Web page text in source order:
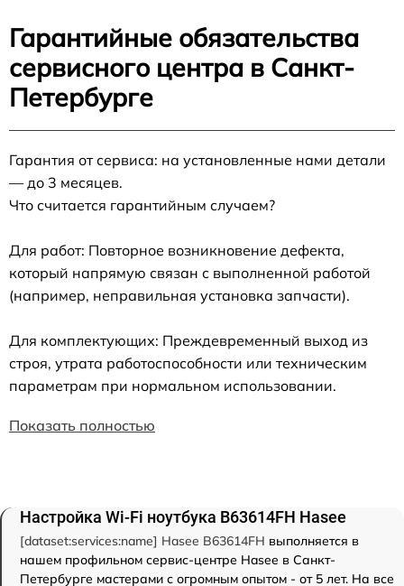
Гарантийные обязательства
сервисного центра в Санкт-
Петербурге
Гарантия от сервиса: на установленные нами детали
— до 3 месяцев.
Что считается гарантийным случаем?
Для работ: Повторное возникновение дефекта,
который напрямую связан с выполненной работой
(например, неправильная установка запчасти).
Для комплектующих: Преждевременный выход из
строя, утрата работоспособности или техническим
параметрам при нормальном использовании.
Показать полностью
Настройка Wi-Fi ноутбука B63614FH Hasee
[dataset:services:name] Hasee B63614FH выполняется в
нашем профильном сервис-центре Hasee в Санкт-
Петербурге мастерами с огромным опытом - от 5 лет. На все